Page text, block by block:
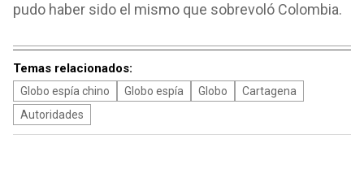
pudo haber sido el mismo que sobrevoló Colombia.
Temas relacionados:
Globo espía chino Globo espía Globo
Cartagena
Autoridades